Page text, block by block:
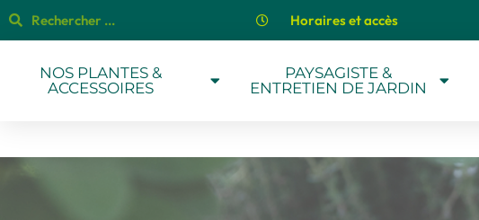
Horaires et accès
NOS PLANTES &
ACCESSOIRES
PAYSAGISTE &
ENTRETIEN DE JARDIN